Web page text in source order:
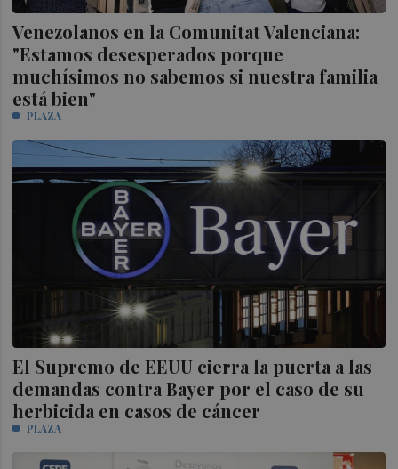
Venezolanos en la Comunitat Valenciana:
"Estamos desesperados porque
muchísimos no sabemos si nuestra familia
está bien"
PLAZA
El Supremo de EEUU cierra la puerta a las
demandas contra Bayer por el caso de su
herbicida en casos de cáncer
PLAZA